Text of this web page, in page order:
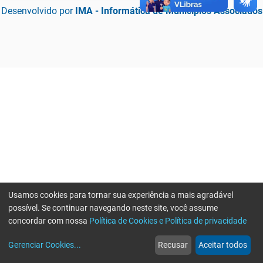
Desenvolvido por IMA - Informática de Municípios Associados
web
Notícias
more_horiz
Mais
Usamos cookies para tornar sua experiência a mais agradável
possível. Se continuar navegando neste site, você assume
concordar com nossa Política de Cookies e Política de privacidade
Gerenciar Cookies... Recusar Aceitar todos
Erro ao enviar informações, por favor tente novamente